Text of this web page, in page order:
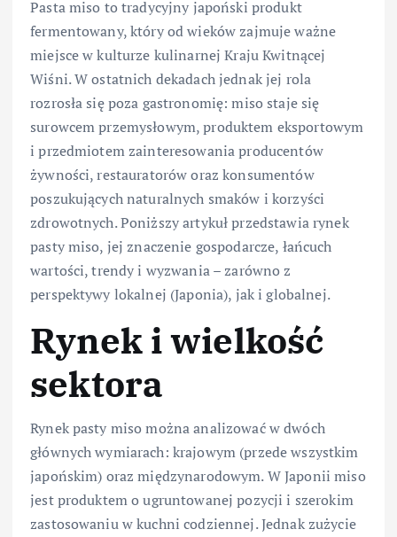
Pasta miso to tradycyjny japoński produkt
fermentowany, który od wieków zajmuje ważne
miejsce w kulturze kulinarnej Kraju Kwitnącej
Wiśni. W ostatnich dekadach jednak jej rola
rozrosła się poza gastronomię: miso staje się
surowcem przemysłowym, produktem eksportowym
i przedmiotem zainteresowania producentów
żywności, restauratorów oraz konsumentów
poszukujących naturalnych smaków i korzyści
zdrowotnych. Poniższy artykuł przedstawia rynek
pasty miso, jej znaczenie gospodarcze, łańcuch
wartości, trendy i wyzwania – zarówno z
perspektywy lokalnej (Japonia), jak i globalnej.
Rynek i wielkość
sektora
Rynek pasty miso można analizować w dwóch
głównych wymiarach: krajowym (przede wszystkim
japońskim) oraz międzynarodowym. W Japonii miso
jest produktem o ugruntowanej pozycji i szerokim
zastosowaniu w kuchni codziennej. Jednak zużycie